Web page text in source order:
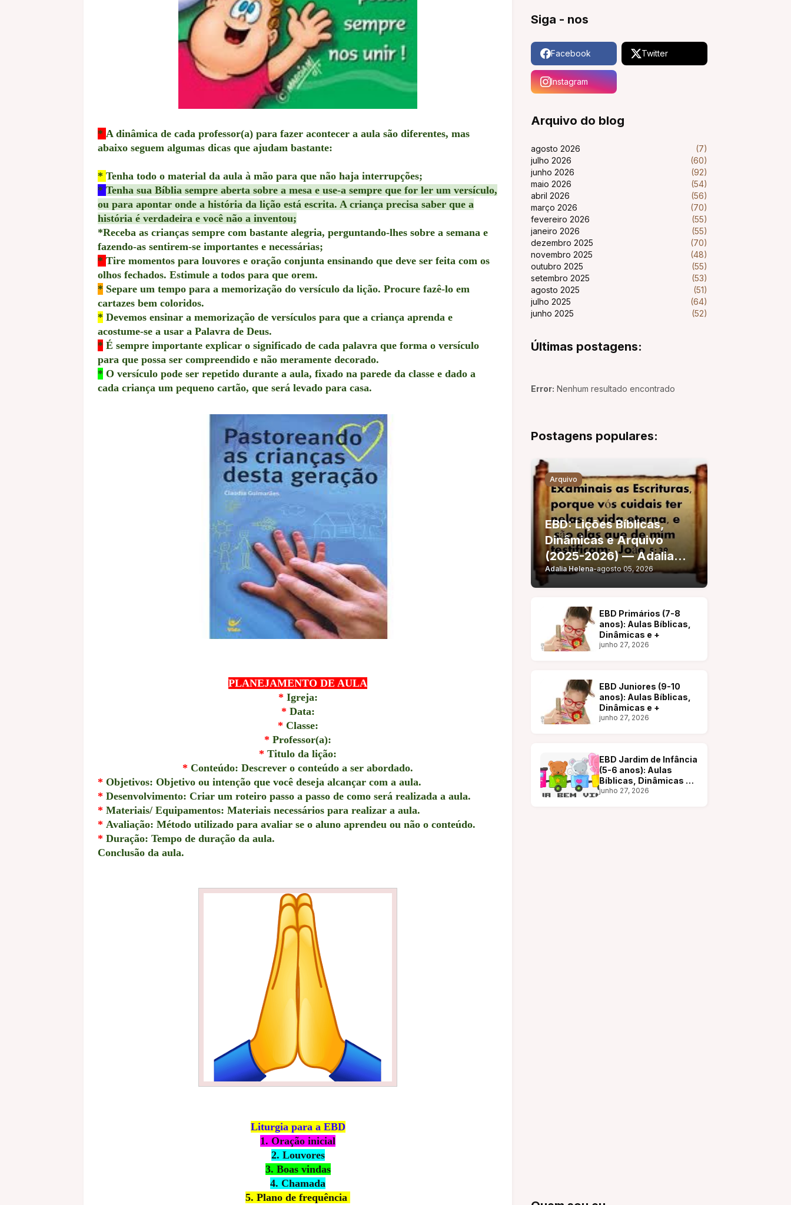
* A dinâmica de cada professor(a) para fazer acontecer a aula são diferentes, mas
abaixo seguem algumas dicas que ajudam bastante:
* Tenha todo o material da aula à mão para que não haja interrupções;
* Tenha sua Bíblia sempre aberta sobre a mesa e use-a sempre que for ler um versículo,
ou para apontar onde a história da lição está escrita. A criança precisa saber que a
história é verdadeira e você não a inventou;
*Receba as crianças sempre com bastante alegria, perguntando-lhes sobre a semana e
fazendo-as sentirem-se importantes e necessárias;
* Tire momentos para louvores e oração conjunta ensinando que deve ser feita com os
olhos fechados. Estimule a todos para que orem.
* Separe um tempo para a memorização do versículo da lição. Procure fazê-lo em
cartazes bem coloridos.
* Devemos ensinar a memorização de versículos para que a criança aprenda e
acostume-se a usar a Palavra de Deus.
* É sempre importante explicar o significado de cada palavra que forma o versículo
para que possa ser compreendido e não meramente decorado.
* O versículo pode ser repetido durante a aula, fixado na parede da classe e dado a
cada criança um pequeno cartão, que será levado para casa.
PLANEJAMENTO DE AULA
* Igreja:
* Data:
* Classe:
* Professor(a):
* Titulo da lição:
* Conteúdo: Descrever o conteúdo a ser abordado.
* Objetivos: Objetivo ou intenção que você deseja alcançar com a aula.
* Desenvolvimento: Criar um roteiro passo a passo de como será realizada a aula.
* Materiais/ Equipamentos: Materiais necessários para realizar a aula.
* Avaliação: Método utilizado para avaliar se o aluno aprendeu ou não o conteúdo.
* Duração: Tempo de duração da aula.
Conclusão da aula.
Liturgia para a EBD
1. Oração inicial
2. Louvores
3. Boas vindas
4. Chamada
5. Plano de frequência
Siga - nos
Facebook Twitter
Instagram
Arquivo do blog
agosto 2026
(7)
julho 2026
(60)
junho 2026
(92)
maio 2026
(54)
abril 2026
(56)
março 2026
(70)
fevereiro 2026
(55)
janeiro 2026
(55)
dezembro 2025
(70)
novembro 2025
(48)
outubro 2025
(55)
setembro 2025
(53)
agosto 2025
(51)
julho 2025
(64)
junho 2025
(52)
Últimas postagens:
Error: Nenhum resultado encontrado
Postagens populares:
Arquivo
EBD: Lições Bíblicas,
Dinâmicas e Arquivo
(2025-2026) — Adalia
Helena
Adalia Helena-agosto 05, 2026
EBD Primários (7-8
anos): Aulas Bíblicas,
Dinâmicas e +
junho 27, 2026
EBD Juniores (9-10
anos): Aulas Bíblicas,
Dinâmicas e +
junho 27, 2026
EBD Jardim de Infância
(5-6 anos): Aulas
Bíblicas, Dinâmicas e
+
junho 27, 2026